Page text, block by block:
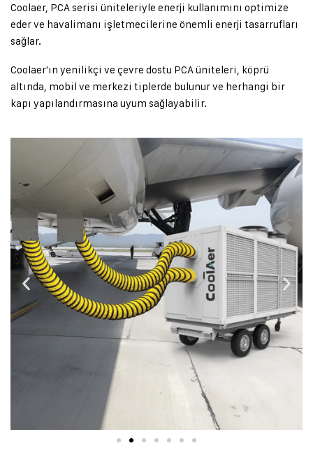
Coolaer, PCA serisi üniteleriyle enerji kullanımını optimize
eder ve havalimanı işletmecilerine önemli enerji tasarrufları
sağlar.
Coolaer'ın yenilikçi ve çevre dostu PCA üniteleri, köprü
altında, mobil ve merkezi tiplerde bulunur ve herhangi bir
kapı yapılandırmasına uyum sağlayabilir.